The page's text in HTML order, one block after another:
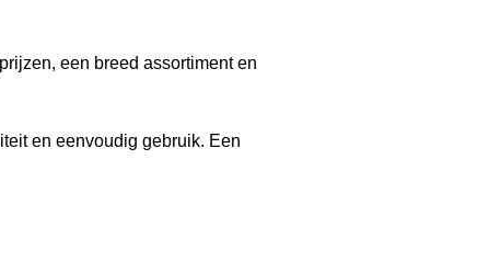
een breed assortiment en
en eenvoudig gebruik. Een